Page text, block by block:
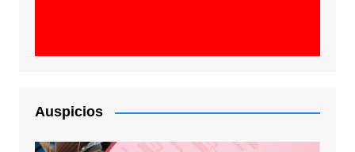
Auspicios